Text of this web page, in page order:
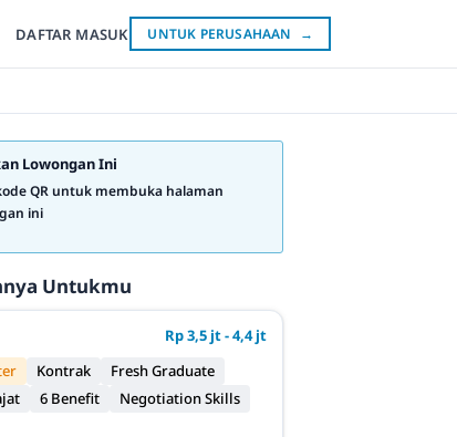
DAFTAR MASUK UNTUK PERUSAHAAN →
Lowongan Ini
QR untuk membuka halaman
ini
Untukmu
Rp 3,5 jt - 4,4 jt
Kontrak
Fresh Graduate
6 Benefit
Negotiation Skills